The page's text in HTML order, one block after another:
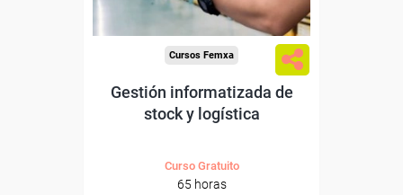
Cursos Femxa
Gestión informatizada de
stock y logística
Curso Gratuito
65 horas